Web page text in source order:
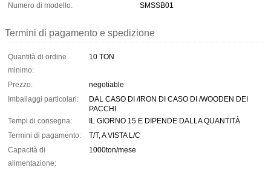
Numero di modello:
SMSSB01
Termini di pagamento e spedizione
Quantità di ordine
minimo:
10 TON
Prezzo:
negotiable
Imballaggi particolari:
DAL CASO DI /IRON DI CASO DI /WOODEN DEI
PACCHI
Tempi di consegna:
IL GIORNO 15 E DIPENDE DALLA QUANTITÀ
Termini di pagamento:
T/T, A VISTA L/C
Capacità di
alimentazione:
1000ton/mese